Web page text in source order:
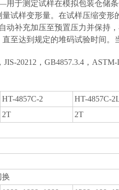
于测定试样在模拟包装仓储
试样变形量。在试样压缩变
动补充加压至预置压力并保持
至达到规定的堆码试验时间。
JIS-20212，GB4857.3.4，ASTM-
HT-4857C-2 HT-4857C-
2T 2T
换